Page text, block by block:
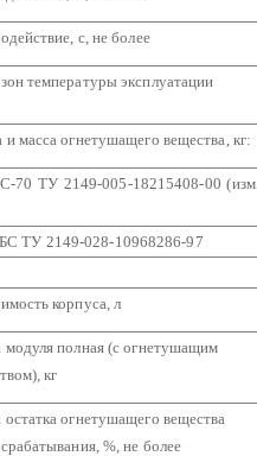
с, не более
температуры эксплуатации
масса огнетушащего вещества, кг:
70 ТУ 2149-005-18215408-00 (изм.
ТУ 2149-028-10968286-97
корпуса, л
модуля полная (с огнетушащим
кг
огнетушащего вещества
%, не более